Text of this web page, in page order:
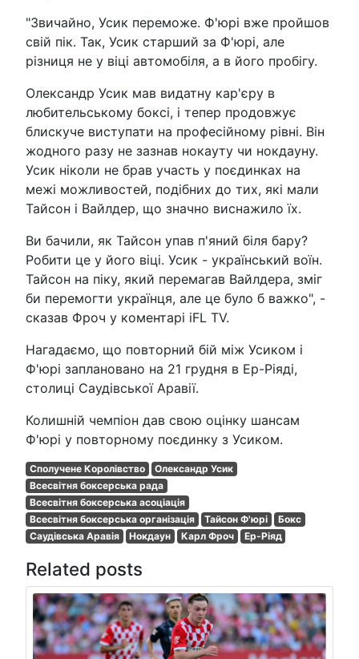
"Звичайно, Усик переможе. Ф'юрі вже пройшов
свій пік. Так, Усик старший за Ф'юрі, але
різниця не у віці автомобіля, а в його пробігу.
Олександр Усик мав видатну кар'єру в
любительському боксі, і тепер продовжує
блискуче виступати на професійному рівні. Він
жодного разу не зазнав нокауту чи нокдауну.
Усик ніколи не брав участь у поєдинках на
межі можливостей, подібних до тих, які мали
Тайсон і Вайлдер, що значно виснажило їх.
Ви бачили, як Тайсон упав п'яний біля бару?
Робити це у його віці. Усик - український воїн.
Тайсон на піку, який перемагав Вайлдера, зміг
би перемогти українця, але це було б важко", -
сказав Фроч у коментарі iFL TV.
Нагадаємо, що повторний бій між Усиком і
Ф'юрі заплановано на 21 грудня в Ер-Ріяді,
столиці Саудівської Аравії.
Колишній чемпіон дав свою оцінку шансам
Ф'юрі у повторному поєдинку з Усиком.
Сполучене Королівство
Олександр Усик
Всесвітня боксерська рада
Всесвітня боксерська асоціація
Всесвітня боксерська організація
Тайсон Ф'юрі
Бокс
Саудівська Аравія
Нокдаун Карл Фроч Ер-Ріяд
Related posts